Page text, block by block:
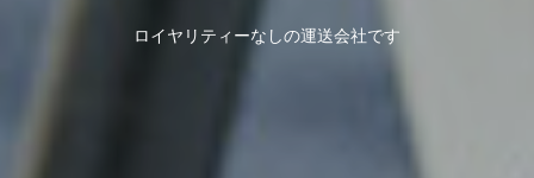
ロイヤリティーなしの運送会社です